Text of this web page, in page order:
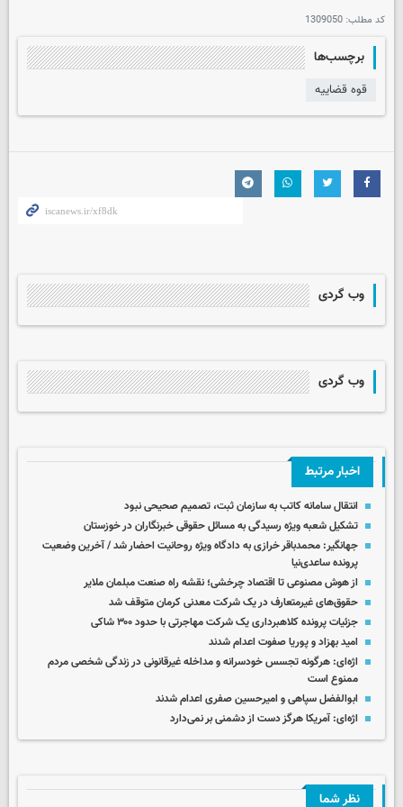
کد مطلب: 1309050
برچسب‌ها
قوه قضاییه
وب گردی
وب گردی
اخبار مرتبط
انتقال سامانه کاتب به سازمان ثبت، تصمیم صحیحی نبود
تشکیل شعبه ویژه رسیدگی به مسائل حقوقی خبرنگاران در خوزستان
جهانگیر: محمدباقر خرازی به دادگاه ویژه روحانیت احضار شد / آخرین وضعیت
پرونده ساعدی‌نیا
از هوش مصنوعی تا اقتصاد چرخشی؛ نقشه راه صنعت مبلمان ملایر
حقوق‌های غیرمتعارف در یک شرکت معدنی کرمان متوقف شد
جزئیات پرونده کلاهبرداری یک شرکت مهاجرتی با حدود ۳۰۰ شاکی
امید بهزاد و پوریا صفوت اعدام شدند
اژه‌ای: هرگونه تجسس خودسرانه و مداخله غیرقانونی در زندگی شخصی مردم
ممنوع است
ابوالفضل سپاهی و امیرحسین صفری اعدام شدند
اژه‌ای: آمریکا هرگز دست از دشمنی بر نمی‌دارد
نظر شما